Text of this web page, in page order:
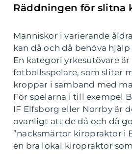
Räddningen för slitna
Människor i varierande
kan då och då behöva
En kategori yrkesutövare
fotbollsspelare, som sliter
kroppar i samband med
För spelarna i till exempel
IF Elfsborg eller Norrby är
ovanligt att de då och då
”nacksmärtor kiropraktor i
en bra lokal kiropraktor